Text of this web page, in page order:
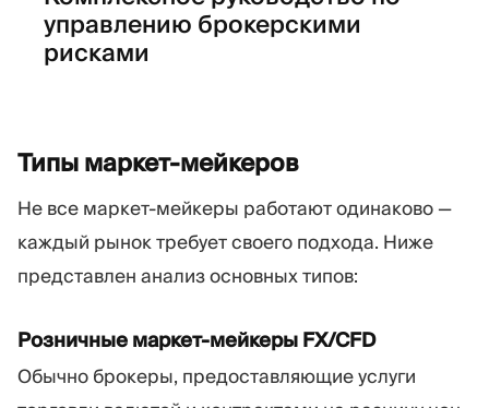
управлению брокерскими
рисками
Типы маркет-мейкеров
Не все маркет-мейкеры работают одинаково —
каждый рынок требует своего подхода. Ниже
представлен анализ основных типов:
Розничные маркет-мейкеры FX/CFD
Обычно брокеры, предоставляющие услуги